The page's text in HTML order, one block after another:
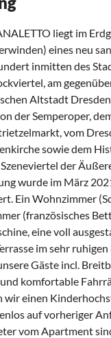
liegt im
eines neu
inmitten des
am
Altstadt
der Semperoper,
vom
sowie dem
der
wurde im März
Ein Wohnzimmer
(französisches
eine voll
im sehr
Gäste incl.
komfortable
einen
auf vorheriger
vom Apartment